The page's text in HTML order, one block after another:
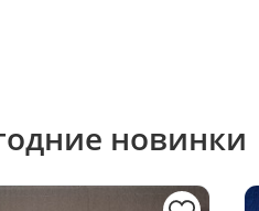
новинки